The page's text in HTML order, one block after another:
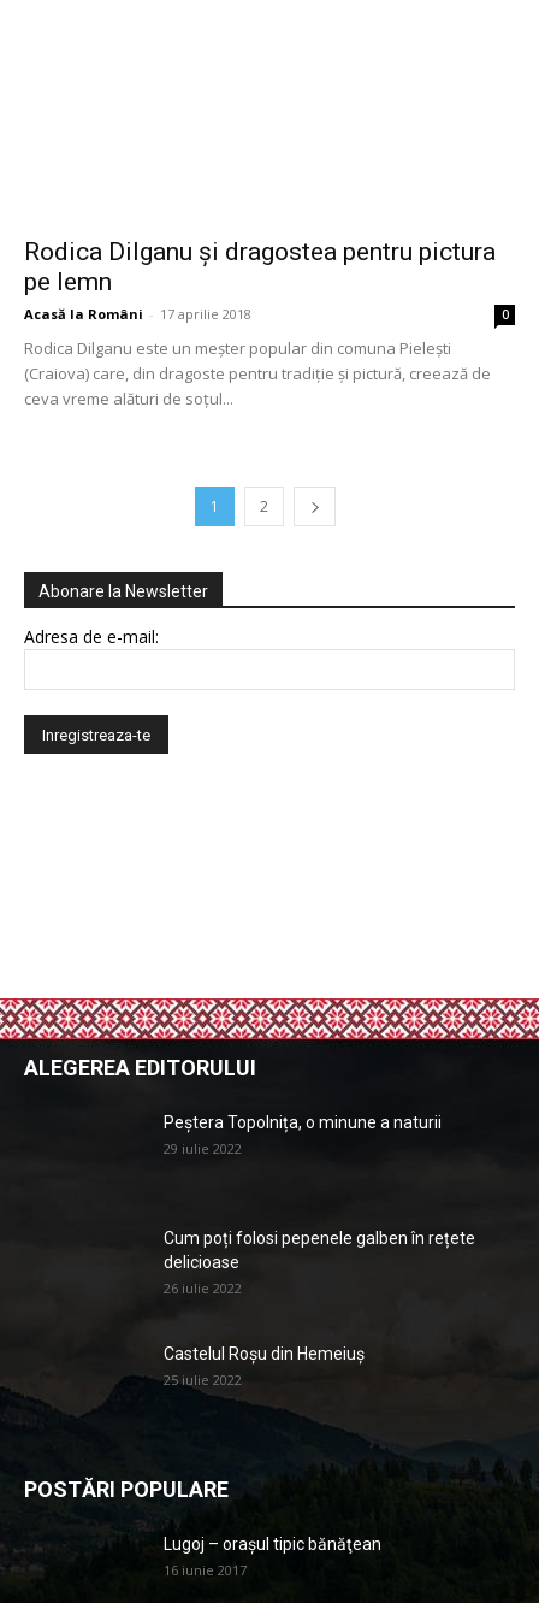
Rodica Dilganu și dragostea pentru pictura
pe lemn
Acasă la Români - 17 aprilie 2018 0
Rodica Dilganu este un meșter popular din comuna Pielești
(Craiova) care, din dragoste pentru tradiție și pictură, creează de
ceva vreme alături de soțul...
1 2
Abonare la Newsletter
Adresa de e-mail:
ALEGEREA EDITORULUI
Peștera Topolnița, o minune a naturii
29 iulie 2022
Cum poți folosi pepenele galben în rețete
delicioase
26 iulie 2022
Castelul Roșu din Hemeiuș
25 iulie 2022
POSTĂRI POPULARE
Lugoj – orașul tipic bănăţean
16 iunie 2017